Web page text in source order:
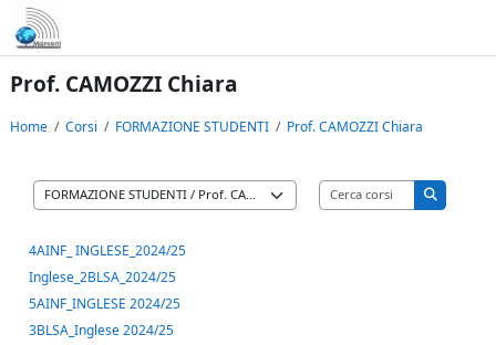
Vai al contenuto principale
Prof. CAMOZZI Chiara
Home Corsi FORMAZIONE STUDENTI Prof. CAMOZZI Chiara
Categorie di corso
Cerca corsi
Cerca
4AINF_ INGLESE_2024/25
Inglese_2BLSA_2024/25
5AINF_INGLESE 2024/25
3BLSA_Inglese 2024/25